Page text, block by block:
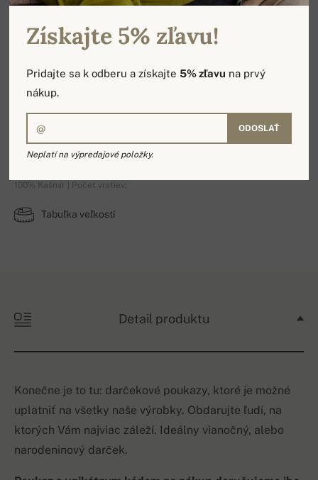
Voucher 100€
100% Kašmír | Počet vrstiev:
Tabuľka veľkostí
Detail produktu
Konečne je to tu: darčekové poukazy, ktoré je možné
uplatniť na všetky naše výrobky. Obdarujte ľudí, na
ktorých Vám najviac záleží. Ideálny vianočný, alebo
narodeninový darček.
Získajte 5% zľavu!
Pridajte sa k odberu a získajte5% zľavu na prvý
nákup.
ODOSLAŤ
Neplatí na výpredajové položky.